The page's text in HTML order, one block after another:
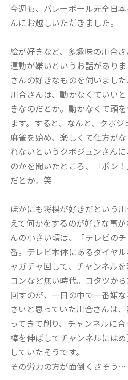
今週も、バレーボール元全日
んにお越しいただきました。
絵が好きなど、多趣味の川合
運動が嫌いというお話があり
さんの好きなものを伺いました
川合さんは、動かなくていい
きなのだとか。動かなくて頭
ます。すると、なんと、クボ
麻雀を始め、楽しくて仕方が
れないというクボジュンさん
のかを聞いたところ、「ポン
だとか。笑
ほかにも将棋が好きだという
えて何かをするのが好きな事
んの小さい頃は、「テレビの
番。テレビ本体にあるダイヤ
ャガチャ回して、チャンネル
コンなど無い時代。コタツか
回すのが、一日の中で一番嫌
さいと思っていた川合さんは
ってきて削り、チャンネルに
棒を伸ばしてチャンネルには
していたそうです。
その労力の方が面倒くさそう